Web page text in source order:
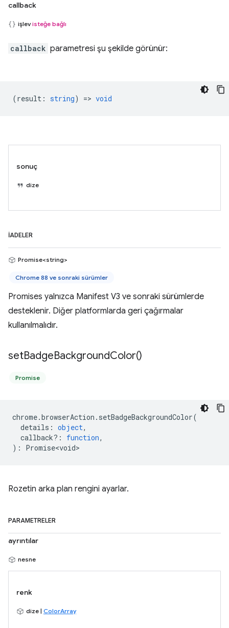
callback
işlevisteğe bağlı
callback parametresi şu şekilde görünür:
(result : string) => void
sonuç
dize
İADELER
Promise<string>
Chrome 88 ve sonraki sürümler
Promises yalnızca Manifest V3 ve sonraki sürümlerde
desteklenir. Diğer platformlarda geri çağırmalar
kullanılmalıdır.
setBadgeBackgroundColor()
Promise
chrome.browserAction . setBadgeBackgroundColor(
details : object,
callback? : function,
) : Promise<void>
Rozetin arka plan rengini ayarlar.
PARAMETRELER
ayrıntılar
nesne
renk
dize | ColorArray